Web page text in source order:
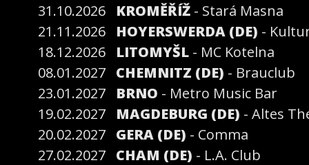
31.10.2026
KROMĚŘÍŽ - Stará Masna
21.11.2026
HOYERSWERDA (DE) -
18.12.2026
LITOMYŠL - MC Kotelna
08.01.2027 CHEMNITZ (DE) - Brauclub
23.01.2027
BRNO - Metro Music Bar
19.02.2027
MAGDEBURG (DE) - Altes
20.02.2027 GERA (DE) - Comma
27.02.2027 CHAM (DE) - L.A. Club